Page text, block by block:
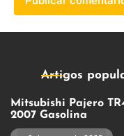
Artigos
Mitsubishi Pajero
2007 Gasolina